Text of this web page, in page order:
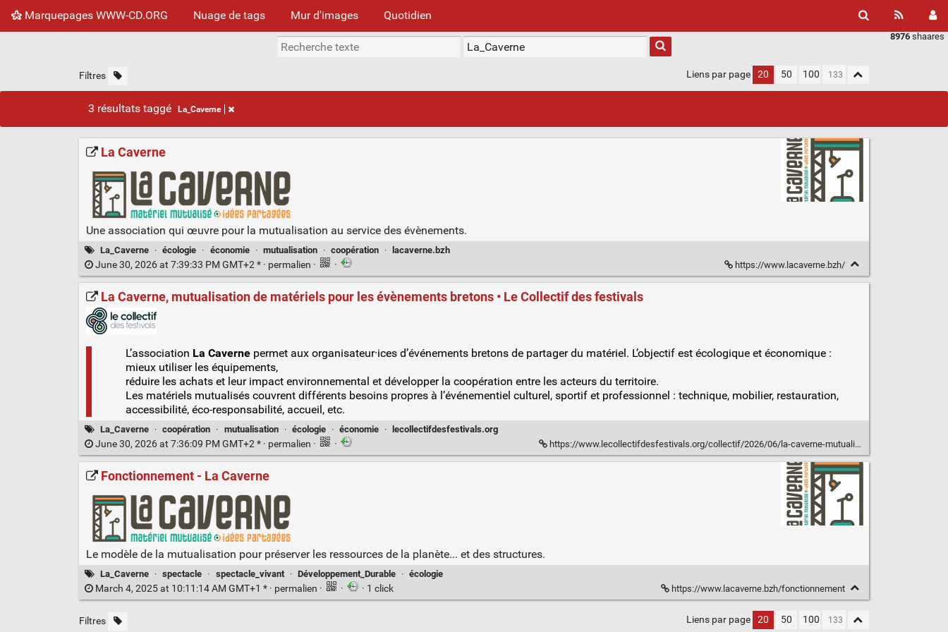
Marquepages WWW-CD.ORG Nuage de tags Mur d'images Quotidien
8976 shaares
Filtres Liens par page 20 50 100
3 résultats taggé La_Caverne
La Caverne
Une association qui œuvre pour la mutualisation au service des évènements.
La_Caverne · écologie · économie · mutualisation · coopération · lacaverne.bzh
June 30, 2026 at 7:39:33 PM GMT+2 * · permalien · · https://www.lacaverne.bzh/
La Caverne, mutualisation de matériels pour les évènements bretons • Le Collectif des festivals
L’association La Cavernepermet aux organisateur·ices d’événements bretons de partager du matériel. L’objectif est écologique et économique :
mieux utiliser les équipements,
réduire les achats et leur impact environnemental et développer la coopération entre les acteurs du territoire.
Les matériels mutualisés couvrent différents besoins propres à l’événementiel culturel, sportif et professionnel : technique, mobilier, restauration,
accessibilité, éco-responsabilité, accueil, etc.
La_Caverne · coopération · mutualisation · écologie · économie · lecollectifdesfestivals.org
June 30, 2026 at 7:36:09 PM GMT+2 * · permalien · · https://www.lecollectifdesfestivals.org/collectif/2026/06/la-caverne-mutualisation-de-materiels-pour-les-evenements-bretons/
Fonctionnement - La Caverne
Le modèle de la mutualisation pour préserver les ressources de la planète... et des structures.
La_Caverne · spectacle · spectacle_vivant · Développement_Durable · écologie
March 4, 2025 at 10:11:14 AM GMT+1 * · permalien · · · 1 click https://www.lacaverne.bzh/fonctionnement
Filtres Liens par page 20 50 100